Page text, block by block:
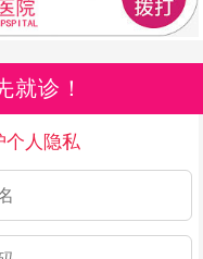
就诊！
个人隐私